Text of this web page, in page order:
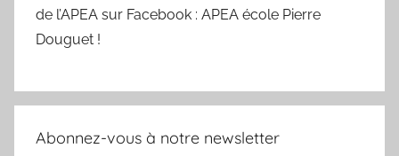
de l’APEA sur Facebook : APEA école Pierre
Douguet !
Abonnez-vous à notre newsletter